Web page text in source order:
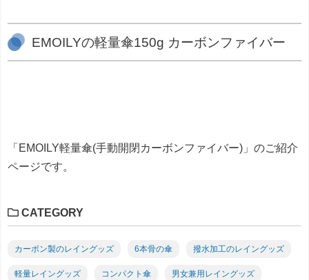
EMOILYの軽量傘150g カーボンファイバー
「EMOILY軽量傘(手動開閉カーボンファイバー)」のご紹介
ページです。
CATEGORY
カーボン製のレイングッズ 6本骨の傘 撥水加工のレイングッズ
軽量レイングッズ コンパクト傘 男女兼用レイングッズ